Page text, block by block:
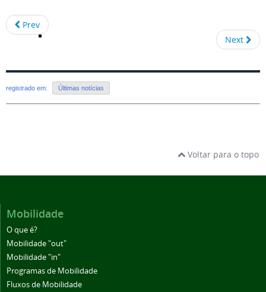
Prev
Next
registrado em: Últimas notícias
Voltar para o topo
Mobilidade
O que é?
Mobilidade "out"
Mobilidade "in"
Programas de Mobilidade
Fluxos de Mobilidade